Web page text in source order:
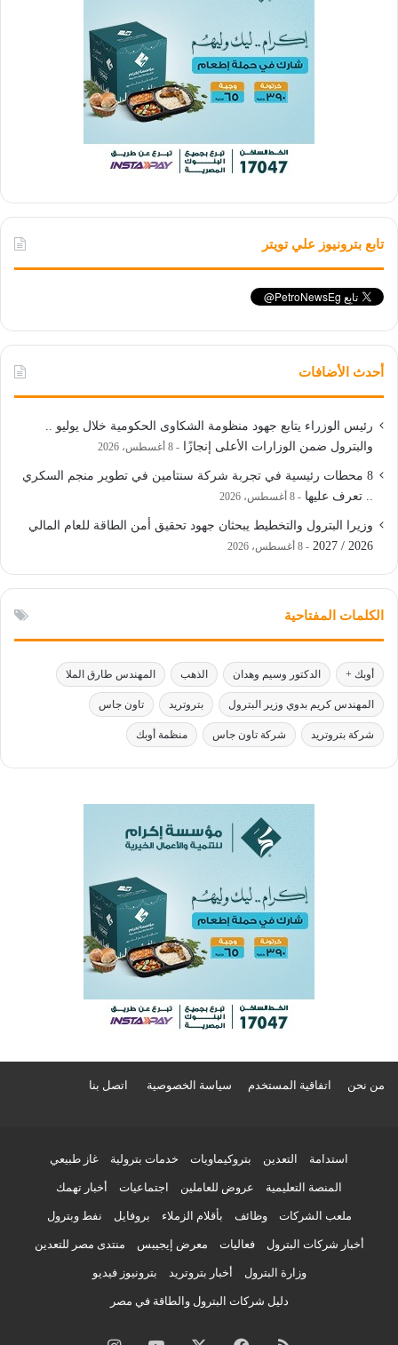
تابع بترونيوز علي تويتر
أحدث الأضافات
رئيس الوزراء يتابع جهود منظومة الشكاوى الحكومية خلال يوليو ..
والبترول ضمن الوزارات الأعلى إنجازًا
8 أغسطس، 2026
8 محطات رئيسية في تجربة شركة سنتامين في تطوير منجم السكري
.. تعرف عليها
8 أغسطس، 2026
وزيرا البترول والتخطيط يبحثان جهود تحقيق أمن الطاقة للعام المالي
2026 / 2027
8 أغسطس، 2026
الكلمات المفتاحية
أوبك + الدكتور وسيم وهدان الذهب المهندس طارق الملا
المهندس كريم بدوي وزير البترول بتروتريد تاون جاس
شركة بتروتريد شركة تاون جاس منظمة أوبك
من نحن اتفاقية المستخدم سياسة الخصوصية اتصل بنا
استدامة التعدين بتروكيماويات خدمات بترولية غاز طبيعي
المنصة التعليمية عروض للعاملين اجتماعيات أخبار تهمك
ملعب الشركات وظائف بأقلام الزملاء بروفايل نفط وبترول
أخبار شركات البترول فعاليات معرض إيجيبس منتدى مصر للتعدين
وزارة البترول أخبار بتروتريد بترونيوز فيديو
دليل شركات البترول والطاقة في مصر